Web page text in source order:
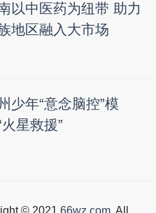
以中医药为纽带 助力
地区融入大市场
少年“意念脑控”模
火星救援”